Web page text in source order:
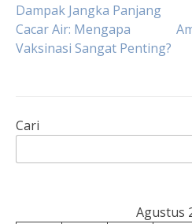
Navigasi
pos
Dampak Jangka Panjang
Cacar Air: Mengapa
Vaksinasi Sangat Penting?
Cari
Agustus